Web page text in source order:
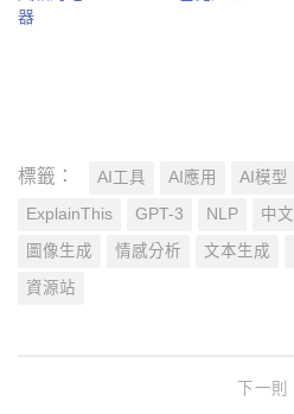
器
標籤： AI工具 AI應用 AI模型
ExplainThis GPT-3 NLP 中文
圖像生成 情感分析 文本生成
資源站
下一則